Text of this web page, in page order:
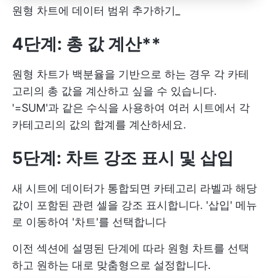
원형 차트에 데이터 범위 추가하기_
4단계: 총 값 계산**
원형 차트가 백분율을 기반으로 하는 경우 각 카테
고리의 총 값을 계산하고 싶을 수 있습니다.
'=SUM'과 같은 수식을 사용하여 여러 시트에서 각
카테고리의 값의 합계를 계산하세요.
5단계: 차트 강조 표시 및 삽입
새 시트에 데이터가 통합되면 카테고리 라벨과 해당
값이 포함된 관련 셀을 강조 표시합니다. '삽입' 메뉴
로 이동하여 '차트'를 선택합니다
이전 섹션에 설명된 단계에 따라 원형 차트를 선택
하고 원하는 대로 맞춤형으로 설정합니다.